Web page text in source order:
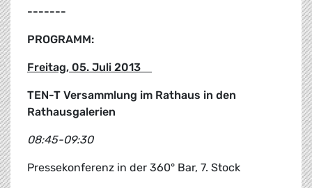
-------
PROGRAMM:
Freitag, 05. Juli 2013
TEN-T Versammlung im Rathaus in den
Rathausgalerien
08:45-09:30
Pressekonferenz in der 360° Bar, 7. Stock